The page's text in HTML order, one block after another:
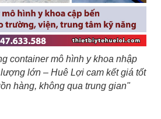
container mô hình y khoa nhập
lớn – Huê Lợi cam kết giá tốt
hàng, không qua trung gian"